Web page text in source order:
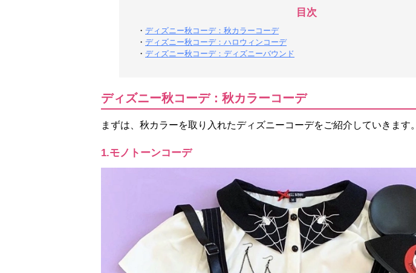
目次
・ ディズニー秋コーデ：秋カラーコーデ
・ ディズニー秋コーデ：ハロウィンコーデ
・ ディズニー秋コーデ：ディズニーバウンド
ディズニー秋コーデ：秋カラーコーデ
まずは、秋カラーを取り入れたディズニーコーデをご紹介していきます。
1.モノトーンコーデ